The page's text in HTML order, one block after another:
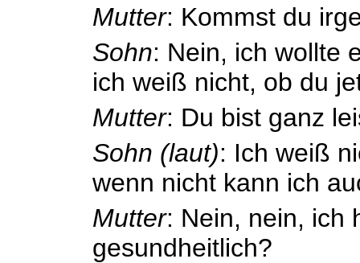
Mutter: Kommst du
Sohn: Nein, ich wollte
ich weiß nicht, ob du
Mutter: Du bist ganz
Sohn (laut): Ich weiß
wenn nicht kann ich
Mutter: Nein, nein, ich
gesundheitlich?